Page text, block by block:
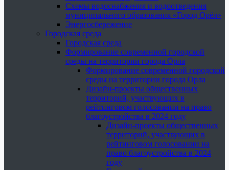
Схемы водоснабжения и водоотведения
муниципального образования «Город Орёл»
Энергосбережение
Городская среда
Городская среда
Формирование современной городской
среды на территории города Орла
Формирование современной городской
среды на территории города Орла
Дизайн-проекты общественных
территорий, участвующих в
рейтинговом голосовании на право
благоустройства в 2024 году
Дизайн-проекты общественных
территорий, участвующих в
рейтинговом голосовании на
право благоустройства в 2024
году